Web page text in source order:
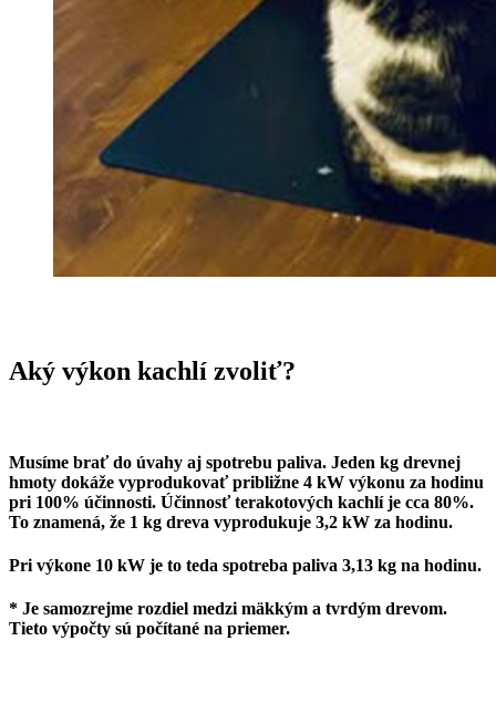
Aký výkon kachlí zvoliť?
Musíme brať do úvahy aj spotrebu paliva. Jeden kg drevnej
hmoty dokáže vyprodukovať približne 4 kW výkonu za hodinu
pri 100% účinnosti. Účinnosť terakotových kachlí je cca 80%.
To znamená, že 1 kg dreva vyprodukuje 3,2 kW za hodinu.
Pri výkone 10 kW je to teda spotreba paliva 3,13 kg na hodinu.
* Je samozrejme rozdiel medzi mäkkým a tvrdým drevom.
Tieto výpočty sú počítané na priemer.